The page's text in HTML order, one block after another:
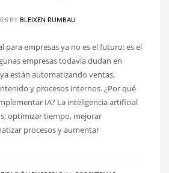
BY BLEIXEN RUMBAU
para empresas ya no es el futuro: es el
empresas todavía dudan en
están automatizando ventas,
y procesos internos. ¿Por qué
IA? La inteligencia artificial
optimizar tiempo, mejorar
procesos y aumentar